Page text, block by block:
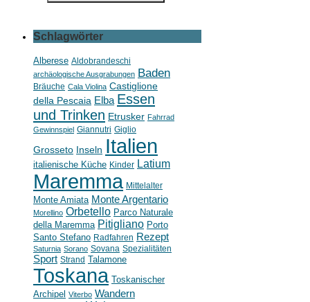
Schlagwörter
Alberese Aldobrandeschi
archäologische Ausgrabungen Baden
Bräuche Cala Violina Castiglione
della Pescaia Elba Essen
und Trinken Etrusker Fahrrad
Gewinnspiel Giannutri Giglio
Grosseto Inseln Italien
italienische Küche Kinder Latium
Maremma Mittelalter
Monte Amiata Monte Argentario
Morellino Orbetello Parco Naturale
della Maremma Pitigliano Porto
Santo Stefano Radfahren Rezept
Saturnia Sorano Sovana Spezialitäten
Sport Strand Talamone
Toskana Toskanischer
Archipel Viterbo Wandern